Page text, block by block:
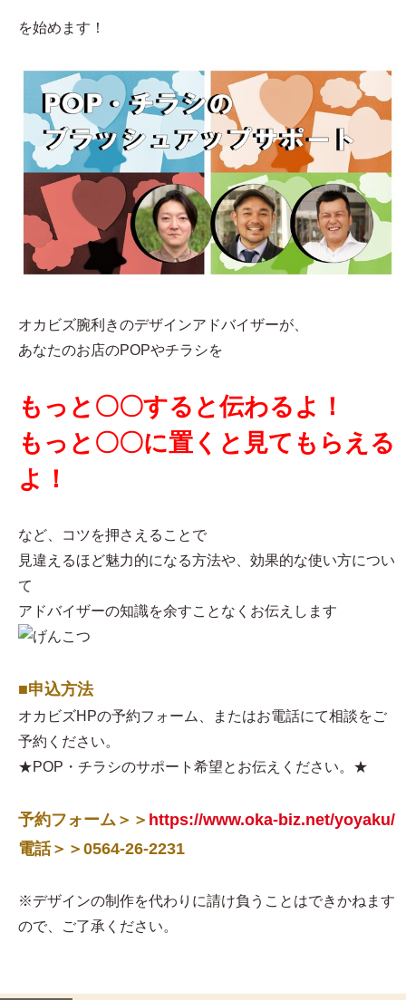
を始めます！
オカビズ腕利きのデザインアドバイザーが、
あなたのお店のPOPやチラシを
もっと〇〇すると伝わるよ！
もっと〇〇に置くと見てもらえる
よ！
など、コツを押さえることで
見違えるほど魅力的になる方法や、効果的な使い方につい
て
アドバイザーの知識を余すことなくお伝えします
■申込方法
オカビズHPの予約フォーム、またはお電話にて相談をご
予約ください。
★POP・チラシのサポート希望とお伝えください。★
予約フォーム＞＞ https://www.oka-biz.net/yoyaku/
電話＞＞0564-26-2231
※デザインの制作を代わりに請け負うことはできかねます
ので、ご了承ください。